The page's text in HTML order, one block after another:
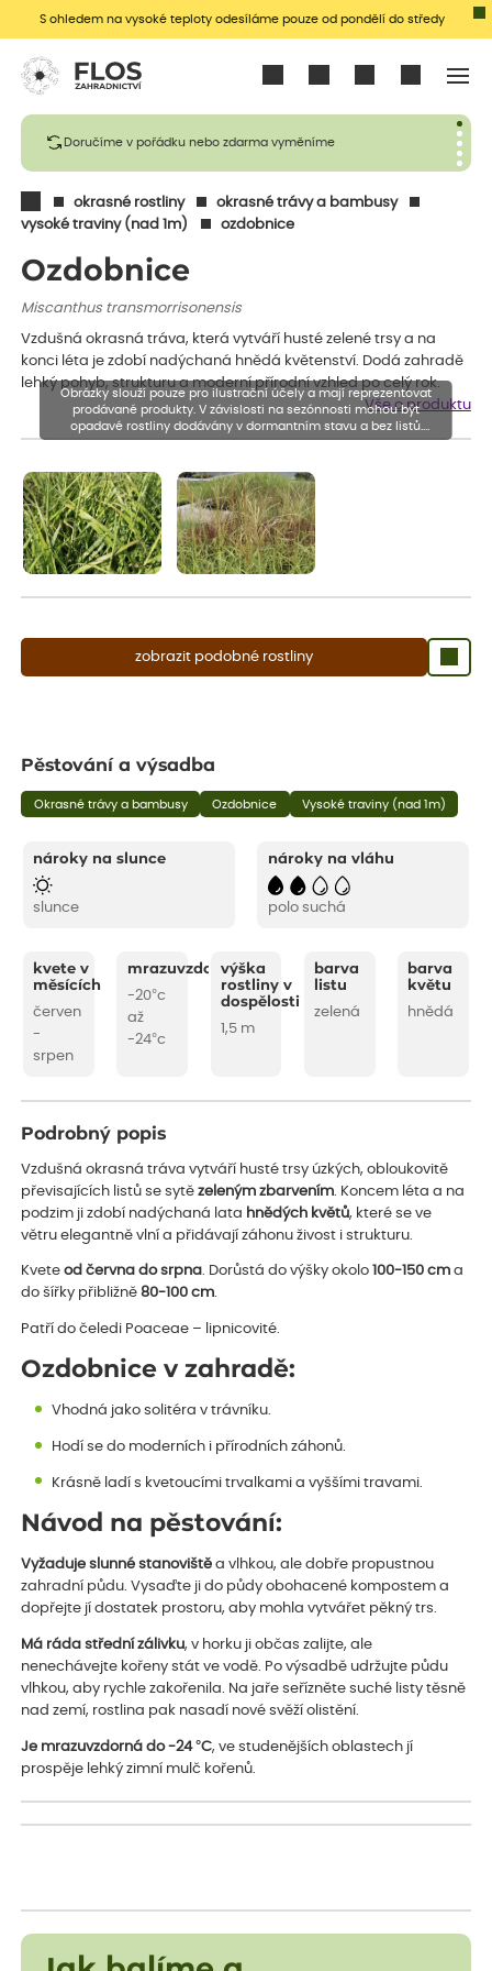
S ohledem na vysoké teploty odesíláme pouze od pondělí do středy
Doručíme v pořádku nebo zdarma vyměníme
okrasné rostliny
okrasné trávy a bambusy
vysoké traviny (nad 1m)
ozdobnice
Ozdobnice
Miscanthus transmorrisonensis
Vzdušná okrasná tráva, která vytváří husté zelené trsy a na
konci léta je zdobí nadýchaná hnědá květenství. Dodá zahradě
lehký pohyb, strukturu a moderní přírodní vzhled po celý rok.
Vše o produktu
zobrazit podobné rostliny
Obrázky slouží pouze pro ilustrační účely a mají reprezentovat
prodávané produkty. V závislosti na sezónnosti mohou být
opadavé rostliny dodávány v dormantním stavu a bez listů.
Rostliny mohou být také sestřiženy níže, než je uvedená výška,
Pěstování a výsadba
Okrasné trávy a bambusy Ozdobnice Vysoké traviny (nad 1m)
nároky na slunce
slunce
nároky na vláhu
polo suchá
kvete v
měsících
červen
-
srpen
mrazuvzdornost
-20°c
až
-24°c
výška
rostliny v
dospělosti
1,5 m
barva
listu
zelená
barva
květu
hnědá
Podrobný popis
Vzdušná okrasná tráva vytváří husté trsy úzkých, obloukovitě
převisajících listů se sytězeleným zbarvením. Koncem léta a na
podzim ji zdobí nadýchaná lata hnědých květů, které se ve
větru elegantně vlní a přidávají záhonu živost i strukturu.
Kveteod června do srpna. Dorůstá do výšky okolo 100-150 cm a
do šířky přibližně80-100 cm.
Patří do čeledi Poaceae – lipnicovité.
Ozdobnice v zahradě:
Vhodná jako solitéra v trávníku.
Hodí se do moderních i přírodních záhonů.
Krásně ladí s kvetoucími trvalkami a vyššími travami.
Návod na pěstování:
Vyžaduje slunné stanoviště a vlhkou, ale dobře propustnou
zahradní půdu. Vysaďte ji do půdy obohacené kompostem a
dopřejte jí dostatek prostoru, aby mohla vytvářet pěkný trs.
Má ráda střední zálivku, v horku ji občas zalijte, ale
nenechávejte kořeny stát ve vodě. Po výsadbě udržujte půdu
vlhkou, aby rychle zakořenila. Na jaře seřízněte suché listy těsně
nad zemí, rostlina pak nasadí nové svěží olistění.
Je mrazuvzdorná do -24 °C, ve studenějších oblastech jí
prospěje lehký zimní mulč kořenů.